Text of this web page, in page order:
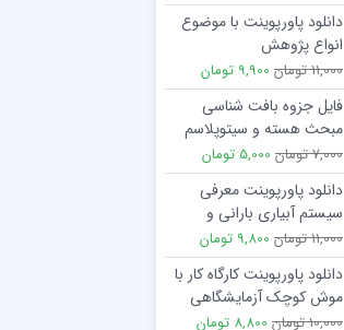
دانلود پاورپوینت با موضوع
انواع پژوهش
11,000 تومان 9,900 تومان
فایل جزوه بافت شناسی
مبحث هسته و سیتوپلاسم
7,000 تومان 5,000 تومان
دانلود پاورپوینت معرفی
سیستم آبیاری بارانی و
چگونگی کار آن
11,000 تومان 9,800 تومان
دانلود پاورپوینت کارگاه کار با
موش کوچک آزمایشگاهی
10,000 تومان 8,800 تومان